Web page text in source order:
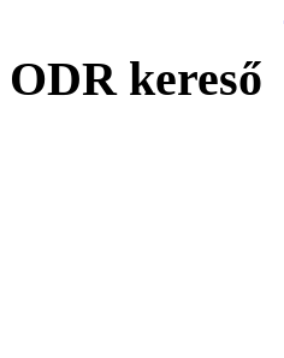
ODR kereső